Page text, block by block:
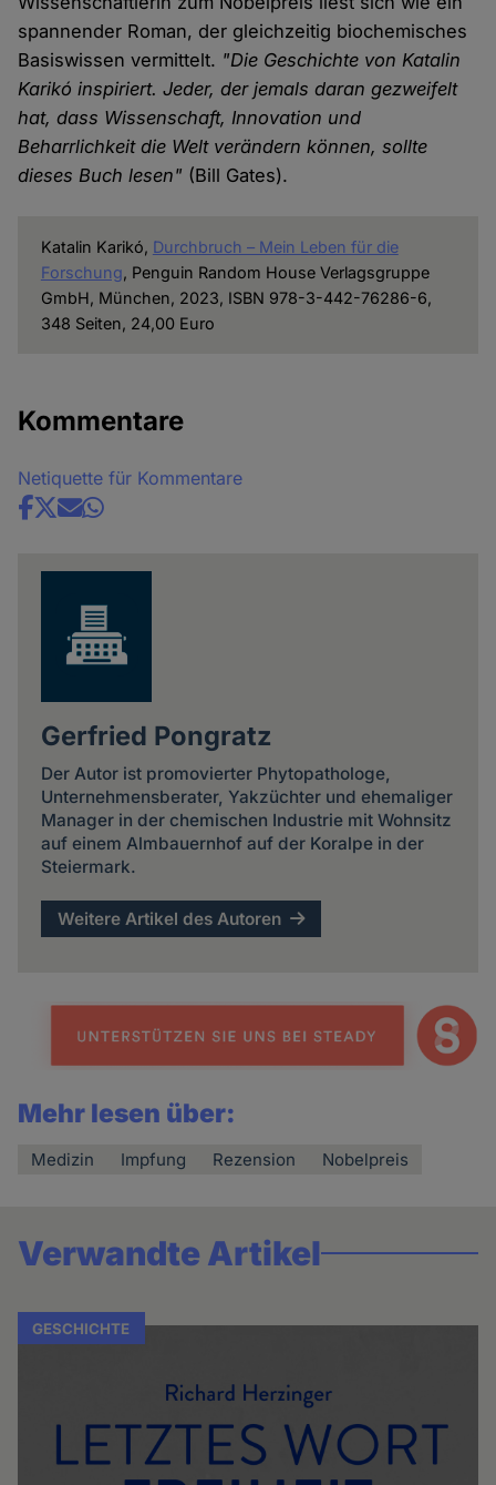
spannender Roman, der gleichzeitig biochemisches
Basiswissen vermittelt. "Die Geschichte von Katalin
Karikó inspiriert. Jeder, der jemals daran gezweifelt
hat, dass Wissenschaft, Innovation und
Beharrlichkeit die Welt verändern können, sollte
dieses Buch lesen" (Bill Gates).
Katalin Karikó, Durchbruch – Mein Leben für die
Forschung, Penguin Random House Verlagsgruppe
GmbH, München, 2023, ISBN 978-3-442-76286-6,
348 Seiten, 24,00 Euro
Kommentare
Netiquette für Kommentare
Share
Gerfried Pongratz
Der Autor ist promovierter Phytopathologe,
Unternehmensberater, Yakzüchter und ehemaliger
Manager in der chemischen Industrie mit Wohnsitz
auf einem Almbauernhof auf der Koralpe in der
Steiermark.
Weitere Artikel des Autoren
Mehr lesen über:
Medizin Impfung Rezension Nobelpreis
Verwandte Artikel
GESCHICHTE